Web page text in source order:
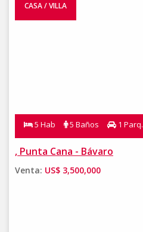
CASA / VILLA
5 Hab 5 Baños 1 Parq.
, Punta Cana - Bávaro
Venta: US$ 3,500,000